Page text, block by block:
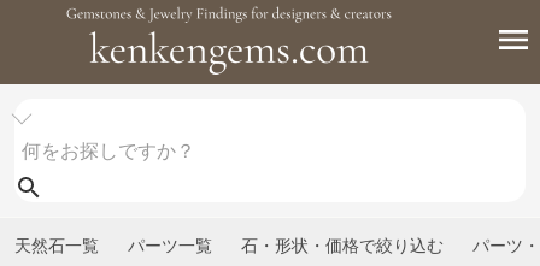
天然石一覧 パーツ一覧 石・形状・価格で絞り込む パーツ